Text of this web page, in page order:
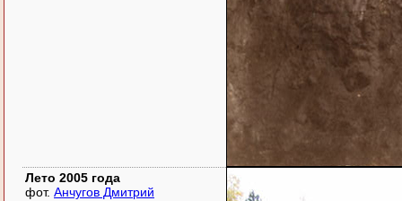
Лето 2005 года
фот. Анчугов Дмитрий